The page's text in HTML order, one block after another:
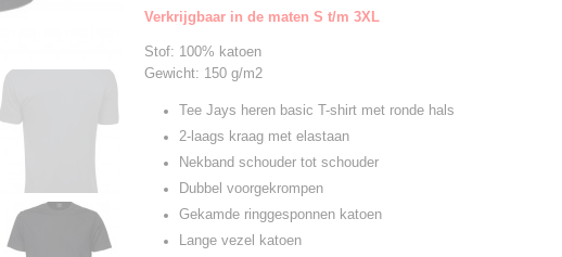
Verkrijgbaar in de maten S t/m 3XL
Stof: 100% katoen
Gewicht: 150 g/m2
Tee Jays heren basic T-shirt met ronde hals
2-laags kraag met elastaan
Nekband schouder tot schouder
Dubbel voorgekrompen
Gekamde ringgesponnen katoen
Lange vezel katoen